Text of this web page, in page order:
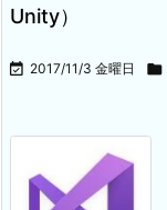
Unity）
 2017/11/3 金曜日 